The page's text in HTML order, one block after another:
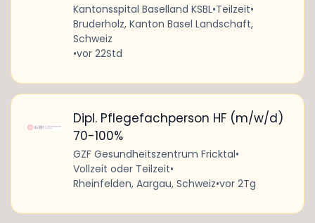
Kantonsspital Baselland KSBL•Teilzeit•
Bruderholz, Kanton Basel Landschaft,
Schweiz
•vor 22Std
Dipl. Pflegefachperson HF (m/w/d)
70-100%
GZF Gesundheitszentrum Fricktal•
Vollzeit oder Teilzeit•
Rheinfelden, Aargau, Schweiz•vor 2Tg